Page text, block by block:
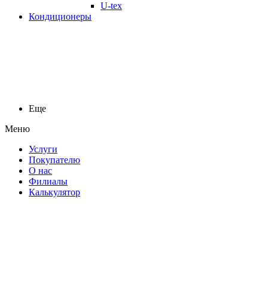
U-tex
Кондиционеры
Еще
Меню
Услуги
Покупателю
О нас
Филиалы
Калькулятор